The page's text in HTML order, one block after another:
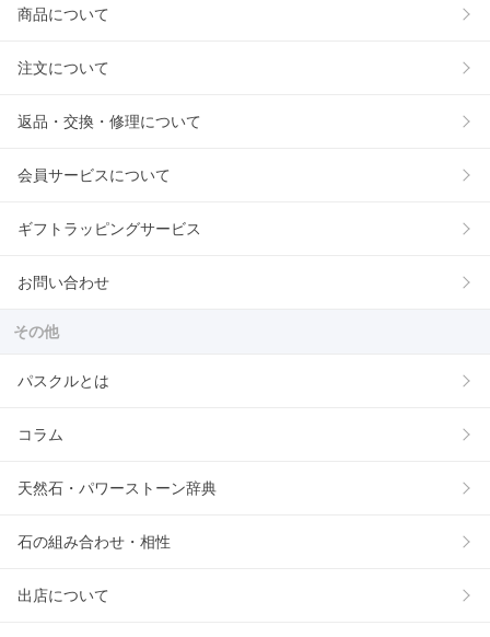
商品について
注文について
返品・交換・修理について
会員サービスについて
ギフトラッピングサービス
お問い合わせ
その他
パスクルとは
コラム
天然石・パワーストーン辞典
石の組み合わせ・相性
出店について